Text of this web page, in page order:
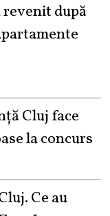
după
Cluj face
la concurs
Ce au